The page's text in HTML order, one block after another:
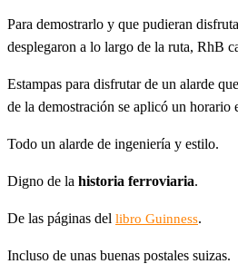
Para demostrarlo y que pudieran
desplegaron a lo largo de la ruta, RhB
Estampas para disfrutar de un alarde
de la demostración se aplicó un
Todo un alarde de ingeniería y estilo.
Digno de la historia ferroviaria.
De las páginas del libro Guinness.
Incluso de unas buenas postales suizas.